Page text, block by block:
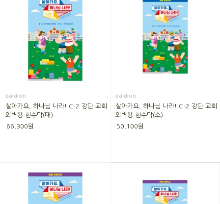
paidion
살아가요, 하나님 나라! C-2 강단 교회
외벽용 현수막(대)
66,300원
paidion
살아가요, 하나님 나라! C-2 강단 교회
외벽용 현수막(소)
50,100원